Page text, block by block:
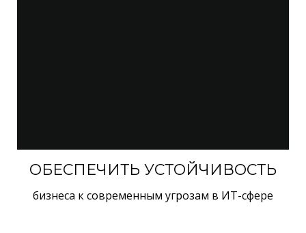
ОБЕСПЕЧИТЬ УСТОЙЧИВОСТЬ
бизнеса к современным угрозам в ИТ-сфере